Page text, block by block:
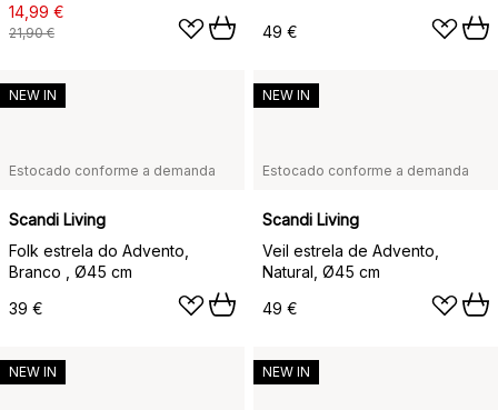
14,99 €
21,90 € 49 €
Estocado conforme a demanda
Scandi Living
Folk estrela do Advento,
Branco , Ø45 cm
39 €
NEW IN
Estocado conforme a demanda
Scandi Living
Veil estrela de Advento,
Natural, Ø45 cm
49 €
NEW IN
NEW IN NEW IN